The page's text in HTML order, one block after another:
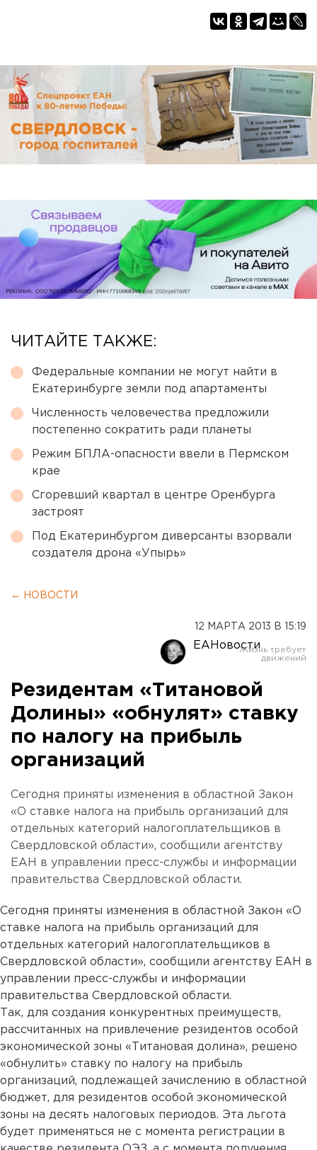
ЧИТАЙТЕ ТАКЖЕ:
Федеральные компании не могут найти в
Екатеринбурге земли под апартаменты
Численность человечества предложили
постепенно сократить ради планеты
Режим БПЛА-опасности ввели в Пермском
крае
Сгоревший квартал в центре Оренбурга
застроят
Под Екатеринбургом диверсанты взорвали
создателя дрона «Упырь»
← НОВОСТИ
12 МАРТА 2013 В 15:19
ЕАНовости
Резидентам «Титановой
Долины» «обнулят» ставку
по налогу на прибыль
организаций
Сегодня приняты изменения в областной Закон
«О ставке налога на прибыль организаций для
отдельных категорий налогоплательщиков в
Свердловской области», сообщили агентству
ЕАН в управлении пресс-службы и информации
правительства Свердловской области.
Сегодня приняты изменения в областной Закон «О
ставке налога на прибыль организаций для
отдельных категорий налогоплательщиков в
Свердловской области», сообщили агентству ЕАН в
управлении пресс-службы и информации
правительства Свердловской области.
Так, для создания конкурентных преимуществ,
рассчитанных на привлечение резидентов особой
экономической зоны «Титановая долина», решено
«обнулить» ставку по налогу на прибыль
организаций, подлежащей зачислению в областной
бюджет, для резидентов особой экономической
зоны на десять налоговых периодов. Эта льгота
будет применяться не с момента регистрации в